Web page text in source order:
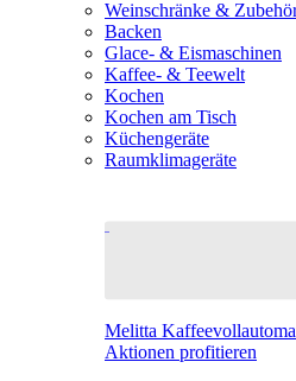
Weinschränke &
Backen
Glace- & Eismaschinen
Kaffee- & Teewelt
Kochen
Kochen am Tisch
Küchengeräte
Raumklimageräte
Melitta
Aktionen profitieren